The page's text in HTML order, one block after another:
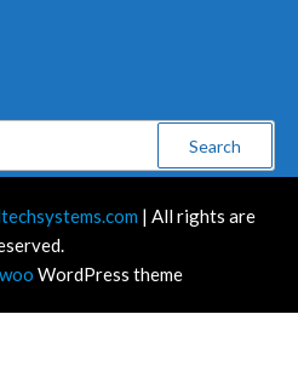
| All rights are
WordPress theme